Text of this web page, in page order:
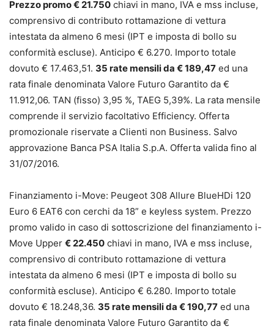
Prezzo promo € 21.750 chiavi in mano, IVA e mss incluse,
comprensivo di contributo rottamazione di vettura
intestata da almeno 6 mesi (IPT e imposta di bollo su
conformità escluse). Anticipo € 6.270. Importo totale
dovuto € 17.463,51. 35 rate mensili da € 189,47 ed una
rata finale denominata Valore Futuro Garantito da €
11.912,06. TAN (fisso) 3,95 %, TAEG 5,39%. La rata mensile
comprende il servizio facoltativo Efficiency. Offerta
promozionale riservate a Clienti non Business. Salvo
approvazione Banca PSA Italia S.p.A. Offerta valida fino al
31/07/2016.
Finanziamento i-Move: Peugeot 308 Allure BlueHDi 120
Euro 6 EAT6 con cerchi da 18” e keyless system. Prezzo
promo valido in caso di sottoscrizione del finanziamento i-
Move Upper € 22.450 chiavi in mano, IVA e mss incluse,
comprensivo di contributo rottamazione di vettura
intestata da almeno 6 mesi (IPT e imposta di bollo su
conformità escluse). Anticipo € 6.280. Importo totale
dovuto € 18.248,36. 35 rate mensili da € 190,77 ed una
rata finale denominata Valore Futuro Garantito da €